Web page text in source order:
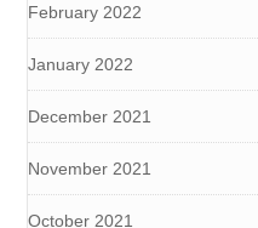
February 2022
January 2022
December 2021
November 2021
October 2021